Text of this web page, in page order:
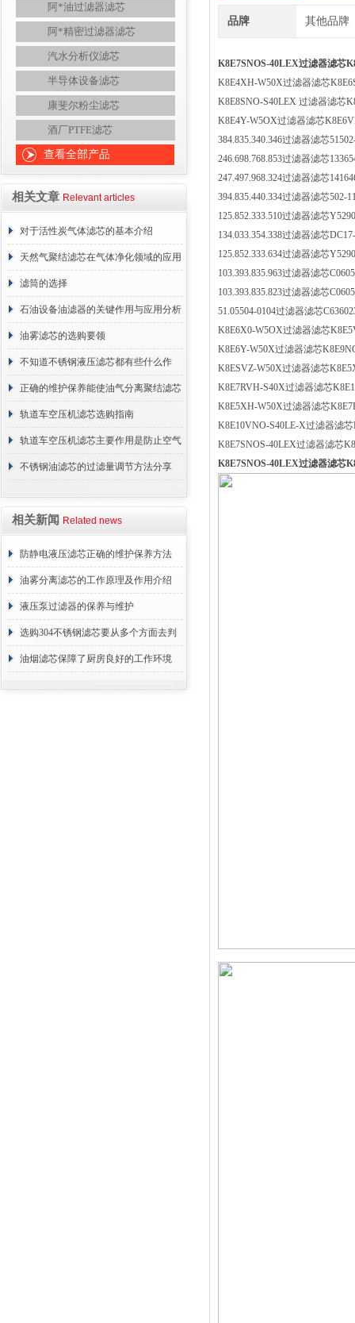
阿*油过滤器滤芯
阿*精密过滤器滤芯
汽水分析仪滤芯
半导体设备滤芯
康斐尔粉尘滤芯
酒厂PTFE滤芯
查看全部产品
相关文章 Relevant articles
对于活性炭气体滤芯的基本介绍
天然气聚结滤芯在气体净化领域的应用
与重要性
滤筒的选择
石油设备油滤器的关键作用与应用分析
油雾滤芯的选购要领
不知道不锈钢液压滤芯都有些什么作
用？进来看
正确的维护保养能使油气分离聚结滤芯
长期稳定运行
轨道车空压机滤芯选购指南
轨道车空压机滤芯主要作用是防止空气
中的杂质和油脂浓度升高
不锈钢油滤芯的过滤量调节方法分享
相关新闻 Related news
防静电液压滤芯正确的维护保养方法
油雾分离滤芯的工作原理及作用介绍
液压泵过滤器的保养与维护
选购304不锈钢滤芯要从多个方面去判
断
油烟滤芯保障了厨房良好的工作环境
品牌 其他品牌
K8E7SNOS-40LEX过滤器滤芯
K8E4XH-W50X过滤器滤芯
K8E8SNO-S40LEX 过滤器滤芯
K8E4Y-W5OX过滤器滤芯
384.835.340.346过滤器滤芯
246.698.768.853过滤器滤芯
247.497.968.324过滤器滤芯
394.835.440.334过滤器滤芯502-
125.852.333.510过滤器滤芯
134.033.354.338过滤器滤芯
125.852.333.634过滤器滤芯
103.393.835.963过滤器滤芯
103.393.835.823过滤器滤芯
51.05504-0104过滤器滤芯
K8E6X0-W5OX过滤器滤芯
K8E6Y-W50X过滤器滤芯
K8ESVZ-W50X过滤器滤芯
K8E7RVH-S40X过滤器滤芯
K8E5XH-W50X过滤器滤芯
K8E10VNO-S40LE-X过滤器滤
K8E7SNOS-40LEX过滤器滤芯
K8E7SNOS-40LEX过滤器滤芯